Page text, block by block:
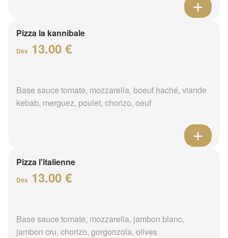
Pizza la kannibale
Dès 13.00 €
Base sauce tomate, mozzarella, boeuf haché, viande
kebab, merguez, poulet, chorizo, oeuf
Pizza l'italienne
Dès 13.00 €
Base sauce tomate, mozzarella, jambon blanc,
jambon cru, chorizo, gorgonzola, olives